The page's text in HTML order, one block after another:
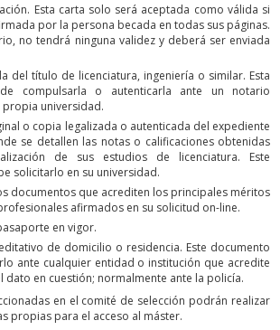
Esta carta solo será aceptada como válida si
por la persona becada en todas sus páginas.
no tendrá ninguna validez y deberá ser enviada
del título de licenciatura, ingeniería o similar. Esta
compulsarla o autenticarla ante un notario
universidad.
o copia legalizada o autenticada del expediente
se detallen las notas o calificaciones obtenidas
de sus estudios de licenciatura. Este
solicitarlo en su universidad.
documentos que acrediten los principales méritos
afirmados en su solicitud on-line.
en vigor.
de domicilio o residencia. Este documento
ante cualquier entidad o institución que acredite
dato en cuestión; normalmente ante la policía.
en el comité de selección podrán realizar
propias para el acceso al máster.